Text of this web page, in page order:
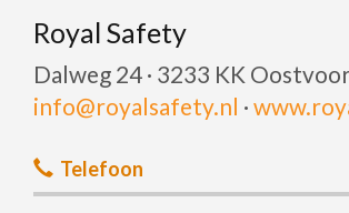
Royal Safety
Dalweg 24 · 3233 KK
info@royalsafety.nl ·
Telefoon